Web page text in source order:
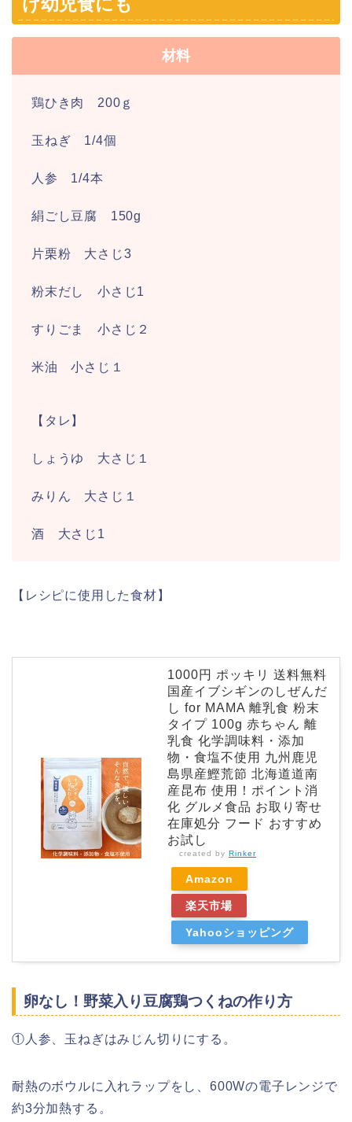
材料
鶏ひき肉 200ｇ
玉ねぎ 1/4個
人参 1/4本
絹ごし豆腐 150g
片栗粉 大さじ3
粉末だし 小さじ1
すりごま 小さじ２
米油 小さじ１
【タレ】
しょうゆ 大さじ１
みりん 大さじ１
酒 大さじ1
【レシピに使用した食材】
1000円 ポッキリ 送料無料
国産イブシギンのしぜんだ
し for MAMA 離乳食 粉末
タイプ 100g 赤ちゃん 離
乳食 化学調味料・添加
物・食塩不使用 九州鹿児
島県産鰹荒節 北海道道南
産昆布 使用！ポイント消
化 グルメ食品 お取り寄せ
在庫処分 フード おすすめ
お試し
created by Rinker
Amazon
楽天市場
Yahooショッピング
卵なし！野菜入り豆腐鶏つくねの作り方
①人参、玉ねぎはみじん切りにする。
耐熱のボウルに入れラップをし、600Wの電子レンジで
約3分加熱する。